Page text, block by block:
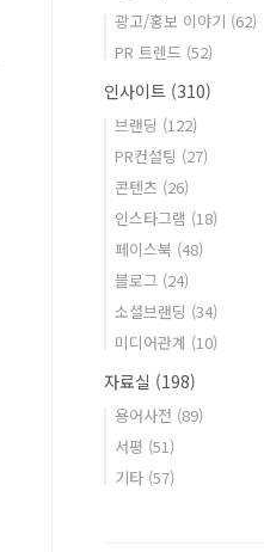
광고/홍보 이야기 (62)
PR 트렌드 (52)
인사이트 (310)
브랜딩 (122)
PR컨설팅 (27)
콘텐츠 (26)
인스타그램 (18)
페이스북 (48)
블로그 (24)
소셜브랜딩 (34)
미디어관계 (10)
자료실 (198)
용어사전 (89)
서평 (51)
기타 (57)